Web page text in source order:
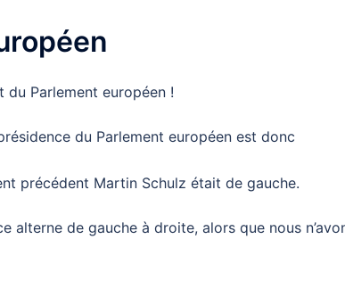
du Parlement européen !
du Parlement européen est donc
précédent Martin Schulz était de gauche.
de gauche à droite, alors que nous